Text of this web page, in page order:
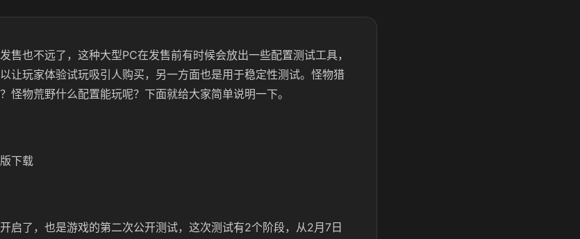
售也不远了，这种大型PC在发售前有时候会放出一些配置测试工具，
让玩家体验试玩吸引人购买，另一方面也是用于稳定性测试。怪物猎
怪物荒野什么配置能玩呢？下面就给大家简单说明一下。
下载
启了，也是游戏的第二次公开测试，这次测试有2个阶段，从2月7日